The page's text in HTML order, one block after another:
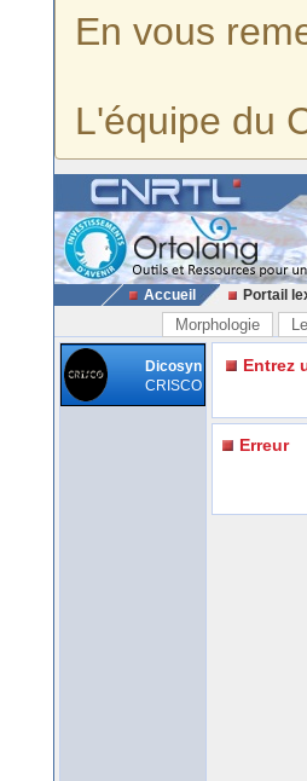
En vous
L'équipe du
Accueil Portail
Morphologie
Dicosyn
CRISCO
Entrez
Erreur